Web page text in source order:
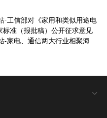
-工信部对《家用和类似用途电
准（报批稿）公开征求意见
-家电、通信两大行业相聚海